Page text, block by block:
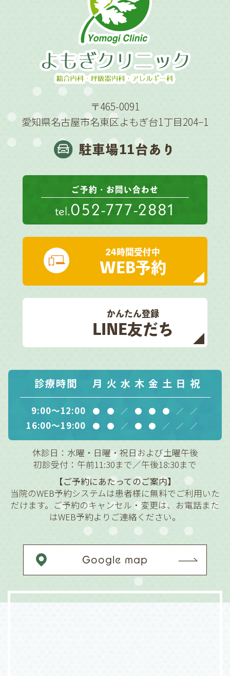
〒465-0091
愛知県名古屋市名東区よもぎ台1丁目204−1
駐車場11台あり
ご予約・お問い合わせ
tel.052-777-2881
24時間受付中
WEB予約
かんたん登録
LINE友だち
診療時間 月 火 水 木 金 土 日 祝
9:00～12:00 ● ● ／ ● ● ● ／ ／
16:00～19:00 ● ● ／ ● ● ／ ／ ／
休診日：水曜・日曜・祝日および土曜午後
初診受付：午前11:30まで／午後18:30まで
【ご予約にあたってのご案内】
当院のWEB予約システムは患者様に無料でご利用いた
だけます。ご予約のキャンセル・変更は、お電話また
はWEB予約よりご連絡ください。
Google map